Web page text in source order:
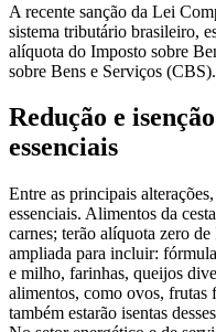
A recente sanção da Lei
sistema tributário brasileiro,
alíquota do Imposto sobre
sobre Bens e Serviços (CBS).
Redução e
essenciais
Entre as principais
essenciais. Alimentos da
carnes; terão alíquota zero
ampliada para incluir:
e milho, farinhas, queijos
alimentos, como ovos, frutas
também estarão isentas